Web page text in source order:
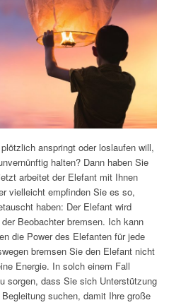
anspringt oder loslaufen will,
halten? Dann haben Sie
arbeitet der Elefant mit Ihnen
vielleicht empfinden Sie es so,
haben: Der Elefant wird
Beobachter bremsen. Ich kann
die Power des Elefanten für jede
bremsen Sie den Elefant nicht
Energie. In solch einem Fall
sorgen, dass Sie sich Unterstützung
suchen, damit Ihre große